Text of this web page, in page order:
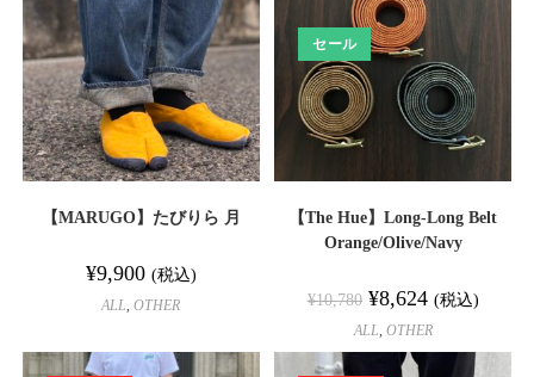
【MARUGO】たびりら 月
¥9,900 (税込)
ALL ,OTHER
セール
【The Hue】Long-Long Belt
Orange/Olive/Navy
¥10,780 ¥8,624 (税込)
ALL OTHER